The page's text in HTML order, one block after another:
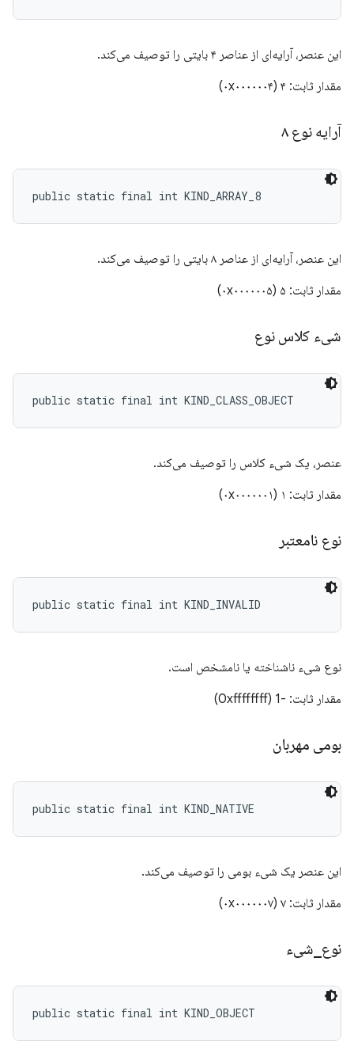
این عنصر، آرایه‌ای از عناصر ۴ بایتی را توصیف می‌کند.
مقدار ثابت: ۴ (۰x۰۰۰۰۰۰۴)
آرایه نوع ۸
public static final int KIND_ARRAY_8
این عنصر، آرایه‌ای از عناصر ۸ بایتی را توصیف می‌کند.
مقدار ثابت: ۵ (۰x۰۰۰۰۰۰۵)
شیء کلاس نوع
public static final int KIND_CLASS_OBJECT
عنصر، یک شیء کلاس را توصیف می‌کند.
مقدار ثابت: ۱ (۰x۰۰۰۰۰۰۱)
نوع نامعتبر
public static final int KIND_INVALID
نوع شیء ناشناخته یا نامشخص است.
مقدار ثابت: -1 (0xffffffff)
بومی مهربان
public static final int KIND_NATIVE
این عنصر یک شیء بومی را توصیف می‌کند.
مقدار ثابت: ۷ (۰x۰۰۰۰۰۰۷)
نوع شیء
public static final int KIND_OBJECT